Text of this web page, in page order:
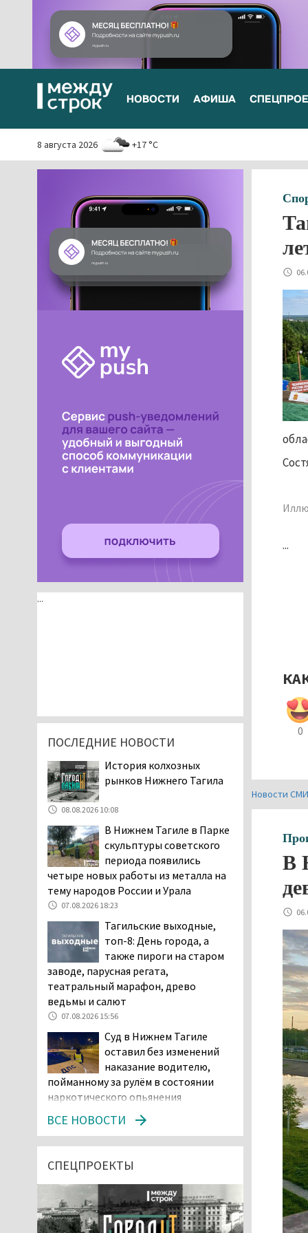
НОВОСТИ АФИША
8 августа 2026 +17 °C
...
0
Новости
В
...
ПОСЛЕДНИЕ НОВОСТИ
История колхозных
рынков Нижнего Тагила
08.08.2026 10:08
В Нижнем Тагиле в Парке
скульптуры советского
периода появились
четыре новых работы из металла на
тему народов России и Урала
07.08.2026 18:23
Тагильские выходные,
топ-8: День города, а
также пироги на старом
заводе, парусная регата,
театральный марафон, древо
ведьмы и салют
07.08.2026 15:56
Суд в Нижнем Тагиле
оставил без изменений
наказание водителю,
пойманному за рулём в состоянии
наркотического опьянения
ДТП под Екатеринбургом
Тагильские спасатели
проникли в квартиру
через балкон, чтобы
ВСЕ НОВОСТИ
СПЕЦПРОЕКТЫ